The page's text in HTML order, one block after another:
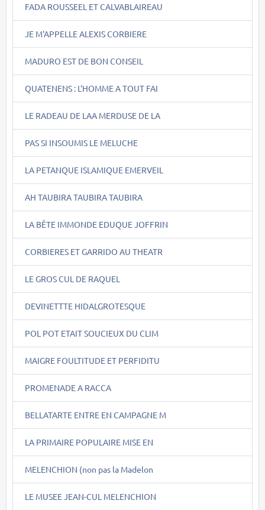
FADA ROUSSEEL ET CALVABLAIREAU
JE M'APPELLE ALEXIS CORBIERE
MADURO EST DE BON CONSEIL
QUATENENS : L'HOMME A TOUT FAI
LE RADEAU DE LAA MERDUSE DE LA
PAS SI INSOUMIS LE MELUCHE
LA PETANQUE ISLAMIQUE EMERVEIL
AH TAUBIRA TAUBIRA TAUBIRA
LA BÊTE IMMONDE EDUQUE JOFFRIN
CORBIERES ET GARRIDO AU THEATR
LE GROS CUL DE RAQUEL
DEVINETTTE HIDALGROTESQUE
POL POT ETAIT SOUCIEUX DU CLIM
MAIGRE FOULTITUDE ET PERFIDITU
PROMENADE A RACCA
BELLATARTE ENTRE EN CAMPAGNE M
LA PRIMAIRE POPULAIRE MISE EN
MELENCHION (non pas la Madelon
LE MUSEE JEAN-CUL MELENCHION